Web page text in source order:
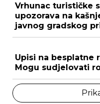
Vrhunac turističke
upozorava na
javnog gradskog
Upisi na besplatne
Mogu sudjelovati